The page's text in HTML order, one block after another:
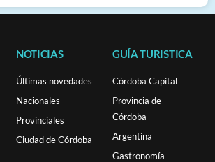
NOTICIAS
Últimas novedades
Nacionales
Provinciales
Ciudad de Córdoba
GUÍA TURISTICA
Córdoba Capital
Provincia de
Córdoba
Argentina
Gastronomía